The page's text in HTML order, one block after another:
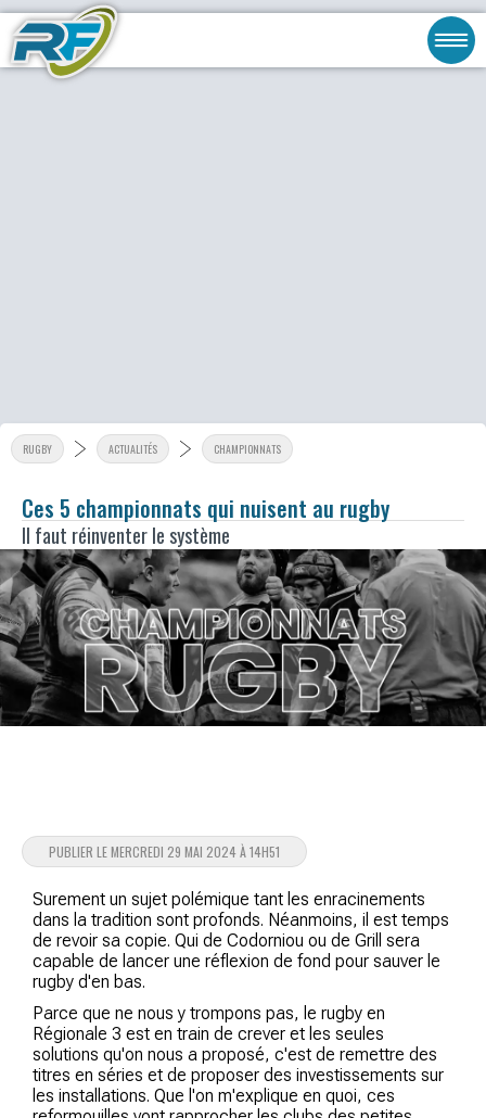
RUGBY ACTUALITÉS CHAMPIONNATS
Ces 5 championnats qui nuisent au rugby
Il faut réinventer le système
PUBLIER LE MERCREDI 29 MAI 2024 À 14H51
Surement un sujet polémique tant les enracinements
dans la tradition sont profonds. Néanmoins, il est temps
de revoir sa copie. Qui de Codorniou ou de Grill sera
capable de lancer une réflexion de fond pour sauver le
rugby d'en bas.
Parce que ne nous y trompons pas, le rugby en
Régionale 3 est en train de crever et les seules
solutions qu'on nous a proposé, c'est de remettre des
titres en séries et de proposer des investissements sur
les installations. Que l'on m'explique en quoi, ces